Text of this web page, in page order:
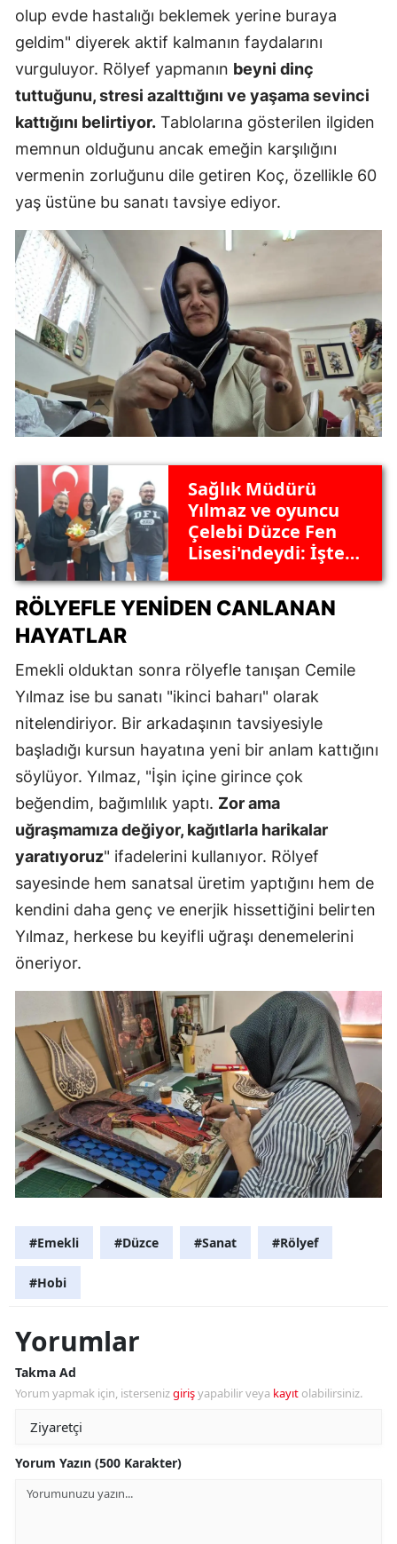
olup evde hastalığı beklemek yerine buraya
geldim" diyerek aktif kalmanın faydalarını
vurguluyor. Rölyef yapmanın beyni dinç
tuttuğunu, stresi azalttığını ve yaşama sevinci
kattığını belirtiyor. Tablolarına gösterilen ilgiden
memnun olduğunu ancak emeğin karşılığını
vermenin zorluğunu dile getiren Koç, özellikle 60
yaş üstüne bu sanatı tavsiye ediyor.
Sağlık Müdürü
Yılmaz ve oyuncu
Çelebi Düzce Fen
Lisesi'ndeydi: İşte
öğütler
RÖLYEFLE YENIDEN CANLANAN
HAYATLAR
Emekli olduktan sonra rölyefle tanışan Cemile
Yılmaz ise bu sanatı "ikinci baharı" olarak
nitelendiriyor. Bir arkadaşının tavsiyesiyle
başladığı kursun hayatına yeni bir anlam kattığını
söylüyor. Yılmaz, "İşin içine girince çok
beğendim, bağımlılık yaptı. Zor ama
uğraşmamıza değiyor, kağıtlarla harikalar
yaratıyoruz" ifadelerini kullanıyor. Rölyef
sayesinde hem sanatsal üretim yaptığını hem de
kendini daha genç ve enerjik hissettiğini belirten
Yılmaz, herkese bu keyifli uğraşı denemelerini
öneriyor.
#Emekli #Düzce #Sanat #Rölyef
#Hobi
Yorumlar
Takma Ad
Yorum yapmak için, istersenizgirişyapabilir veya kayıt olabilirsiniz.
Yorum Yazın (500 Karakter)